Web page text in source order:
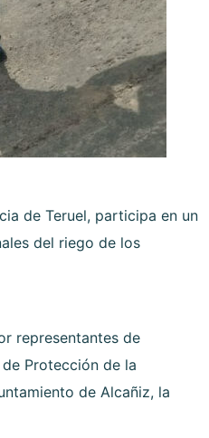
de Teruel, participa en un
del riego de los
representantes de
Protección de la
de Alcañiz, la